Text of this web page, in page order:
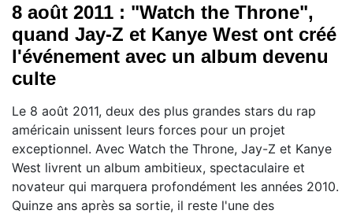
8 août 2011 : "Watch the Throne",
quand Jay-Z et Kanye West ont créé
l'événement avec un album devenu
culte
Le 8 août 2011, deux des plus grandes stars du rap
américain unissent leurs forces pour un projet
exceptionnel. Avec Watch the Throne, Jay-Z et Kanye
West livrent un album ambitieux, spectaculaire et
novateur qui marquera profondément les années 2010.
Quinze ans après sa sortie, il reste l'une des